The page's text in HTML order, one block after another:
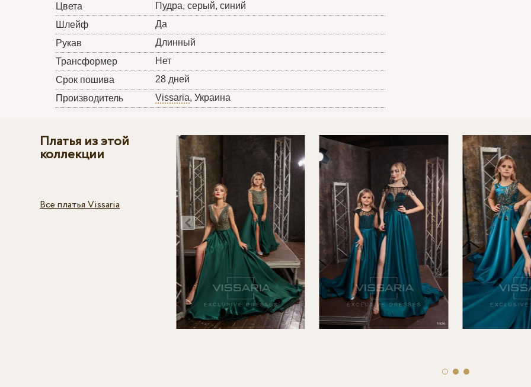
Цвета
Пудра, серый, синий
Шлейф
Да
Рукав
Длинный
Трансформер
Нет
Срок пошива
28 дней
Производитель
Vissaria, Украина
Платья из этой
коллекции
Все платья Vissaria